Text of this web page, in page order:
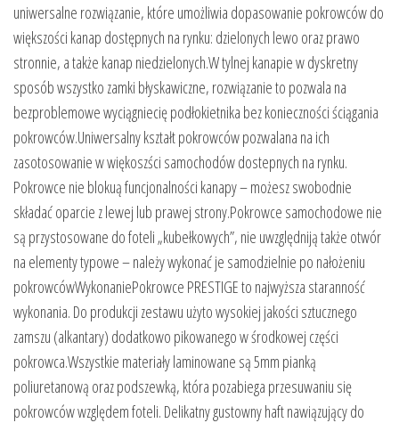
uniwersalne rozwiązanie, które umożliwia dopasowanie pokrowców do
większości kanap dostępnych na rynku: dzielonych lewo oraz prawo
stronnie, a także kanap niedzielonych.W tylnej kanapie w dyskretny
sposób wszystko zamki błyskawiczne, rozwiązanie to pozwala na
bezproblemowe wyciągniecię podłokietnika bez konieczności ściągania
pokrowców.Uniwersalny kształt pokrowców pozwalana na ich
zasotosowanie w więkoszści samochodów dostepnych na rynku.
Pokrowce nie blokuą funcjonalności kanapy – możesz swobodnie
składać oparcie z lewej lub prawej strony.Pokrowce samochodowe nie
są przystosowane do foteli „kubełkowych”, nie uwzględniją także otwór
na elementy typowe – należy wykonać je samodzielnie po nałożeniu
pokrowcówWykonaniePokrowce PRESTIGE to najwyższa staranność
wykonania. Do produkcji zestawu użyto wysokiej jakości sztucznego
zamszu (alkantary) dodatkowo pikowanego w środkowej części
pokrowca.Wszystkie materiały laminowane są 5mm pianką
poliuretanową oraz podszewką, która pozabiega przesuwaniu się
pokrowców względem foteli. Delikatny gustowny haft nawiązujący do